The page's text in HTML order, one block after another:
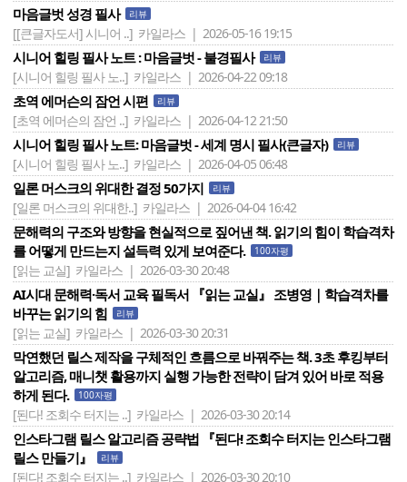
마음글벗 성경 필사 리뷰
[[큰글자도서] 시니어 ..] 카일라스 | 2026-05-16 19:15
시니어 힐링 필사 노트 : 마음글벗 - 불경필사 리뷰
[시니어 힐링 필사 노..] 카일라스 | 2026-04-22 09:18
초역 에머슨의 잠언 시편 리뷰
[초역 에머슨의 잠언 ..] 카일라스 | 2026-04-12 21:50
시니어 힐링 필사 노트: 마음글벗 - 세계 명시 필사(큰글자) 리뷰
[시니어 힐링 필사 노..] 카일라스 | 2026-04-05 06:48
일론 머스크의 위대한 결정 50가지 리뷰
[일론 머스크의 위대한..] 카일라스 | 2026-04-04 16:42
문해력의 구조와 방향을 현실적으로 짚어낸 책. 읽기의 힘이 학습격차
를 어떻게 만드는지 설득력 있게 보여준다.
100자평
[읽는 교실] 카일라스 | 2026-03-30 20:48
AI시대 문해력·독서 교육 필독서 『읽는 교실』 조병영｜학습격차를
바꾸는 읽기의 힘
리뷰
[읽는 교실] 카일라스 | 2026-03-30 20:31
막연했던 릴스 제작을 구체적인 흐름으로 바꿔주는 책. 3초 후킹부터
알고리즘, 매니챗 활용까지 실행 가능한 전략이 담겨 있어 바로 적용
하게 된다.
100자평
[된다! 조회수 터지는 ..] 카일라스 | 2026-03-30 20:14
인스타그램 릴스 알고리즘 공략법 『된다! 조회수 터지는 인스타그램
릴스 만들기』
리뷰
[된다! 조회수 터지는 ..] 카일라스 | 2026-03-30 20:10